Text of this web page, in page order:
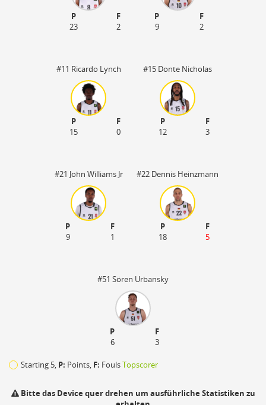
P
F
23
2
P
F
9
2
#11 Ricardo Lynch
P
F
15
0
#15 Donte Nicholas
P
F
12
3
#21 John Williams Jr
P
F
9
1
#22 Dennis Heinzmann
P
F
18
5
#51 Sören Urbansky
P
F
6
3
Starting 5, P: Points, F: FoulsTopscorer
Bitte das Device quer drehen um ausführliche Statistiken zu